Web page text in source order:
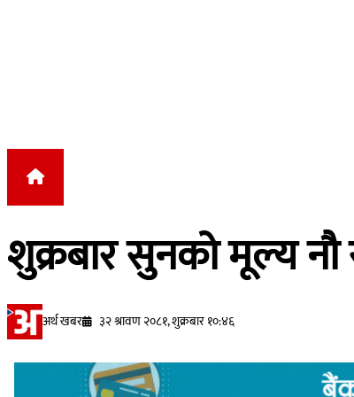
शुक्रबार सुनको मूल्य
अर्थ खबर ३२ श्रावण २०८१, शुक्रबार १०:४६